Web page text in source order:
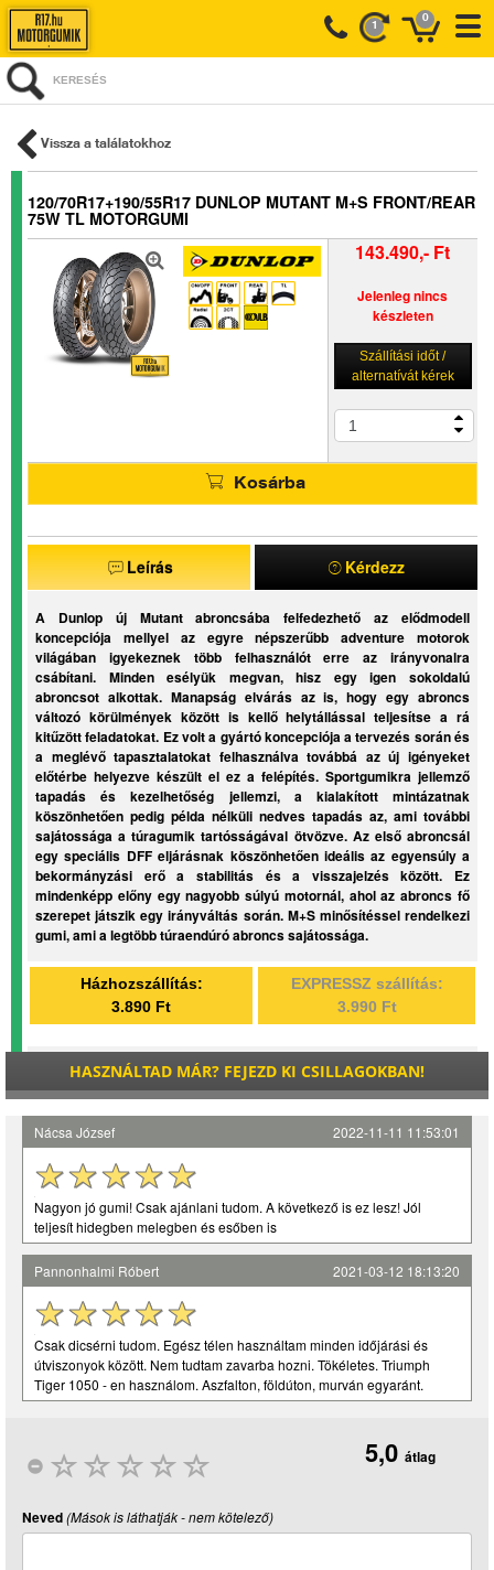
0
1
KERESÉS
Vissza a találatokhoz
120/70R17+190/55R17 DUNLOP MUTANT M+S FRONT/REAR
75W TL MOTORGUMI
143.490,- Ft
Jelenleg nincs
készleten
Szállítási időt /
alternatívát kérek
Kosárba
Leírás Kérdezz
A Dunlop új Mutant abroncsába felfedezhető az elődmodell
koncepciója mellyel az egyre népszerűbb adventure motorok
világában igyekeznek több felhasználót erre az irányvonalra
csábítani. Minden esélyük megvan, hisz egy igen sokoldalú
abroncsot alkottak. Manapság elvárás az is, hogy egy abroncs
változó körülmények között is kellő helytállással teljesítse a rá
kitűzött feladatokat. Ez volt a gyártó koncepciója a tervezés során és
a meglévő tapasztalatokat felhasználva továbbá az új igényeket
előtérbe helyezve készült el ez a felépítés. Sportgumikra jellemző
tapadás és kezelhetőség jellemzi, a kialakított mintázatnak
köszönhetően pedig példa nélküli nedves tapadás az, ami további
sajátossága a túragumik tartósságával ötvözve. Az első abroncsál
egy speciális DFF eljárásnak köszönhetően ideális az egyensúly a
bekormányzási erő a stabilitás és a visszajelzés között. Ez
mindenképp előny egy nagyobb súlyú motornál, ahol az abroncs fő
szerepet játszik egy irányváltás során. M+S minősítéssel rendelkezi
gumi, ami a legtöbb túraendúró abroncs sajátossága.
Házhozszállítás:
3.890 Ft
EXPRESSZ szállítás:
3.990 Ft
HASZNÁLTAD MÁR? FEJEZD KI CSILLAGOKBAN!
Nácsa József 2022-11-11 11:53:01
Nagyon jó gumi! Csak ajánlani tudom. A következő is ez lesz! Jól
teljesít hidegben melegben és esőben is
Pannonhalmi Róbert 2021-03-12 18:13:20
Csak dicsérni tudom. Egész télen használtam minden időjárási és
útviszonyok között. Nem tudtam zavarba hozni. Tökéletes. Triumph
Tiger 1050 - en használom. Aszfalton, földúton, murván egyaránt.
5,0 átlag
Neved(Mások is láthatják - nem kötelező)